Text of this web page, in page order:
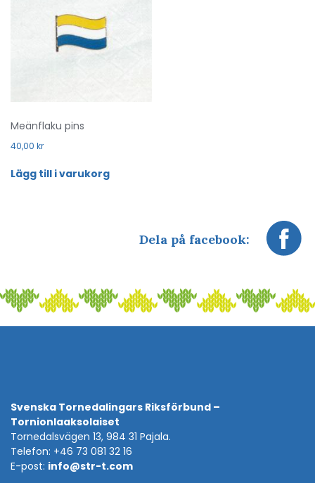
Meänflaku pins
40,00 kr
Lägg till i varukorg
Dela på facebook:
Svenska Tornedalingars Riksförbund –
Tornionlaaksolaiset
Tornedalsvägen 13, 984 31 Pajala.
Telefon: +46 73 081 32 16
E-post: info@str-t.com